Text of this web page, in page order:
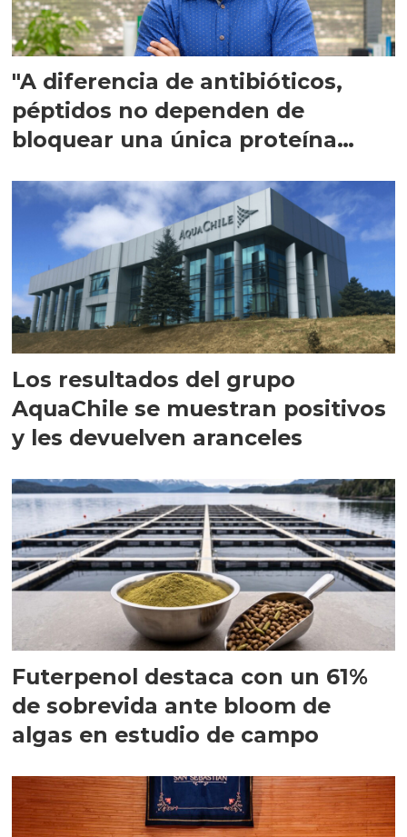
"A diferencia de antibióticos,
péptidos no dependen de
bloquear una única proteína
Los resultados del grupo
AquaChile se muestran positivos
y les devuelven aranceles
Futerpenol destaca con un 61%
de sobrevida ante bloom de
algas en estudio de campo